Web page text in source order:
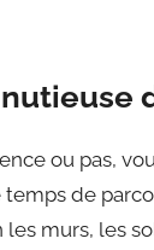
ou pas,
de
murs, les